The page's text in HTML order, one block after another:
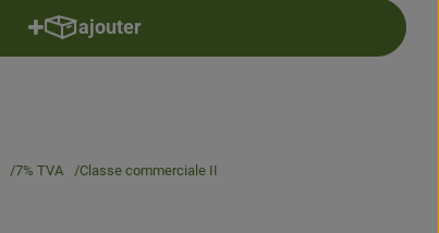
ajouter
Ajouter le produit au panier
7% TVA Classe commerciale II